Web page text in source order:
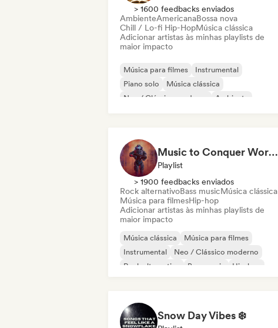
> 1600 feedbacks enviados
AmbienteAmericanaBossa nova
Chill / Lo-fi Hip-HopMúsica clássica
Adicionar artistas às minhas playlists de
maior impacto
Música para filmes
Instrumental
Piano solo
Música clássica
Neo / Clássico moderno
Ambiente
Music to Conquer Worlds To ⚔️ Epic Orchestral, Cinematic & Trailer Music
Playlist
> 1900 feedbacks enviados
Rock alternativoBass musicMúsica clássica
Música para filmesHip-hop
Adicionar artistas às minhas playlists de
maior impacto
Música clássica
Música para filmes
Instrumental
Neo / Clássico moderno
Rock alternativo
Bass music
Hip-hop
Snow Day Vibes ❄️